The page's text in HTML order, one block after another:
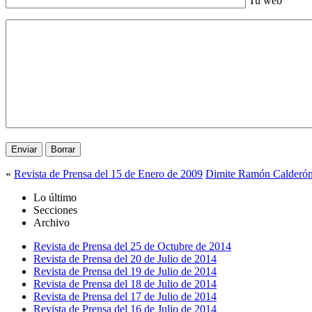
« Revista de Prensa del 15 de Enero de 2009 Dimite Ramón
Lo último
Secciones
Archivo
Revista de Prensa del 25 de Octubre de 2014
Revista de Prensa del 20 de Julio de 2014
Revista de Prensa del 19 de Julio de 2014
Revista de Prensa del 18 de Julio de 2014
Revista de Prensa del 17 de Julio de 2014
Revista de Prensa del 16 de Julio de 2014